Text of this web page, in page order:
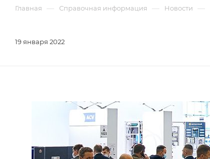
Главная — Справочная информация — Новости —
19 января 2022